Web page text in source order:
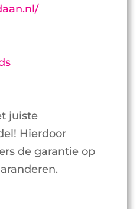
juiste
Hierdoor
de garantie op